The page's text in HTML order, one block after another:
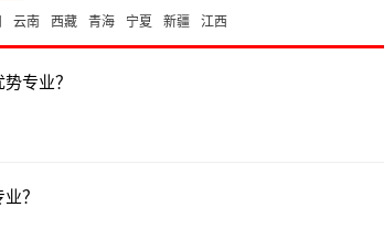
云南 西藏 青海 宁夏 新疆 江西
专业？
？